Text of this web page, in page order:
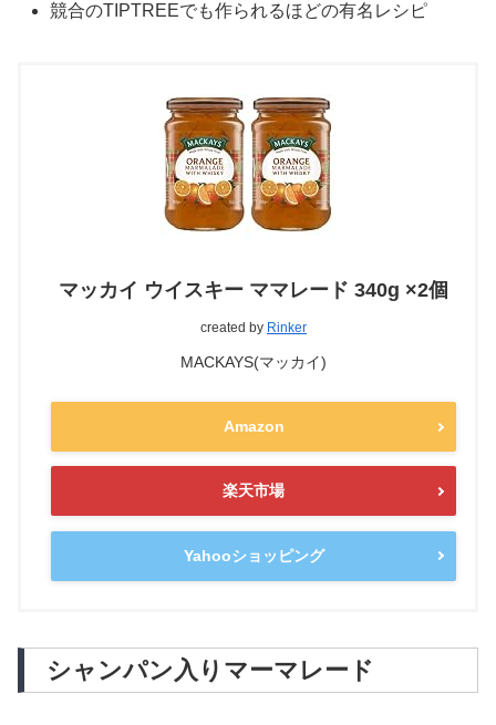
競合のTIPTREEでも作られるほどの有名レシピ
マッカイ ウイスキー ママレード 340g ×2個
created by Rinker
MACKAYS(マッカイ)
Amazon
楽天市場
Yahooショッピング
シャンパン入りマーマレード